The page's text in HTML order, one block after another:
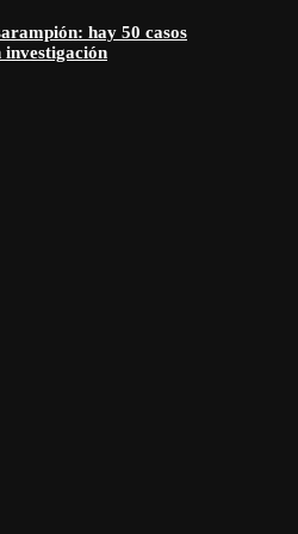
hay 50 casos
investigación